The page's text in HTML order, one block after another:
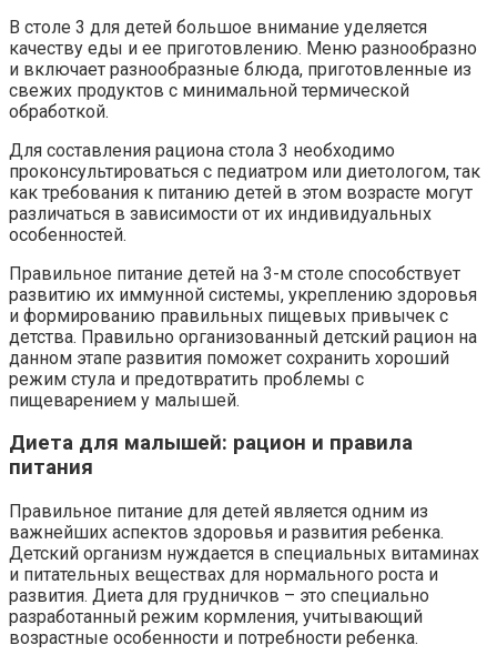
В столе 3 для детей большое внимание уделяется
качеству еды и ее приготовлению. Меню разнообразно
и включает разнообразные блюда, приготовленные из
свежих продуктов с минимальной термической
обработкой.
Для составления рациона стола 3 необходимо
проконсультироваться с педиатром или диетологом, так
как требования к питанию детей в этом возрасте могут
различаться в зависимости от их индивидуальных
особенностей.
Правильное питание детей на 3-м столе способствует
развитию их иммунной системы, укреплению здоровья
и формированию правильных пищевых привычек с
детства. Правильно организованный детский рацион на
данном этапе развития поможет сохранить хороший
режим стула и предотвратить проблемы с
пищеварением у малышей.
Диета для малышей: рацион и правила
питания
Правильное питание для детей является одним из
важнейших аспектов здоровья и развития ребенка.
Детский организм нуждается в специальных витаминах
и питательных веществах для нормального роста и
развития. Диета для грудничков – это специально
разработанный режим кормления, учитывающий
возрастные особенности и потребности ребенка.